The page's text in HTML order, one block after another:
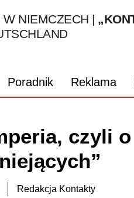
NIEMCZECH |
Poradnik Reklama
czyli
Redakcja Kontakty